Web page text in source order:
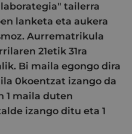
tailerra
lanketa eta aukera
Aurrematrikula
21etik 31ra
Bi maila egongo dira
0koentzat izango da
1 maila duten
izango ditu eta 1